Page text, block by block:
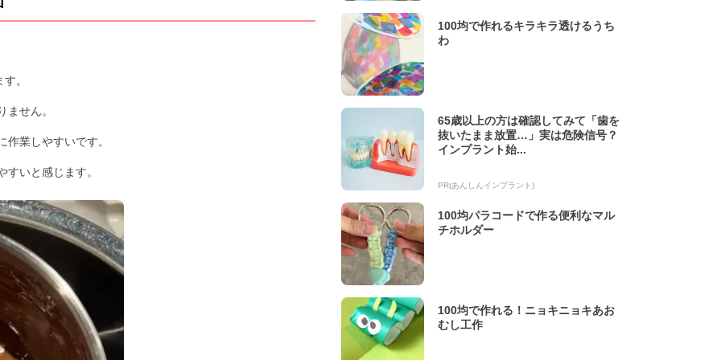
。
せん。
業しやすいです。
いと感じます。
100均で作れるキラキラ透けるうち
わ
65歳以上の方は確認してみて「歯を
抜いたまま放置…」実は危険信号？
インプラント始...
PR(あんしんインプラント)
100均パラコードで作る便利なマル
チホルダー
100均で作れる！ニョキニョキあお
むし工作